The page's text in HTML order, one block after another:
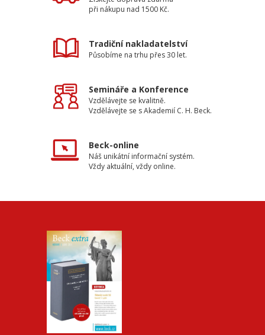
při nákupu nad 1500 Kč.
Tradiční nakladatelství
Působíme na trhu přes 30 let.
Semináře a Konference
Vzdělávejte se kvalitně.
Vzdělávejte se s Akademií C. H. Beck.
Beck-online
Náš unikátní informační systém.
Vždy aktuální, vždy online.